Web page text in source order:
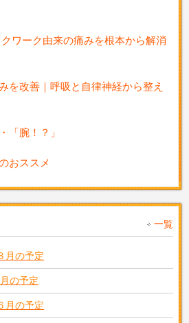
ワーク由来の痛みを根本から解消
を改善｜呼吸と自律神経から整え
「腕！？」
おススメ
一覧
月の予定
の予定
月の予定